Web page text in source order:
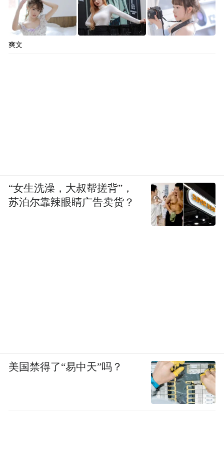
爽文
“女生洗澡，大叔帮搓背”，
苏泊尔靠辣眼睛广告卖货？
美国禁得了“易中天”吗？